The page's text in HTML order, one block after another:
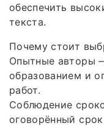
обеспечить
текста.
Почему стоит
Опытные авторы
образованием и
работ.
Соблюдение
оговорённый